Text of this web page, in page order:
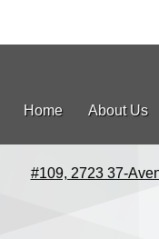
Home About Us
#109, 2723 37-